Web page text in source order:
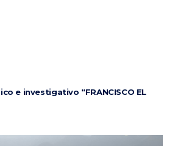
e investigativo “FRANCISCO EL